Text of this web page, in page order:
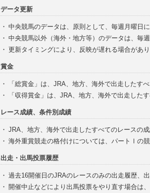
データ更新
・ 中央競馬のデータは、原則として、毎週月曜日
・ 中央競馬以外（海外・地方等）のデータは、毎
・ 更新タイミングにより、反映が遅れる場合があ
賞金
・
「総賞金」は、JRA、地方、海外で出走したす
・
「収得賞金」は、JRA、地方、海外で出走した
レース成績、条件別成績
・ JRA、地方、海外で出走したすべてのレースの
・ 海外重賞競走の格付けについては、パートⅠの
出走・出馬投票履歴
・ 過去16開催日のJRAのレースのみの出走履歴、
・ 開催中止などにより出馬投票をやり直す場合は